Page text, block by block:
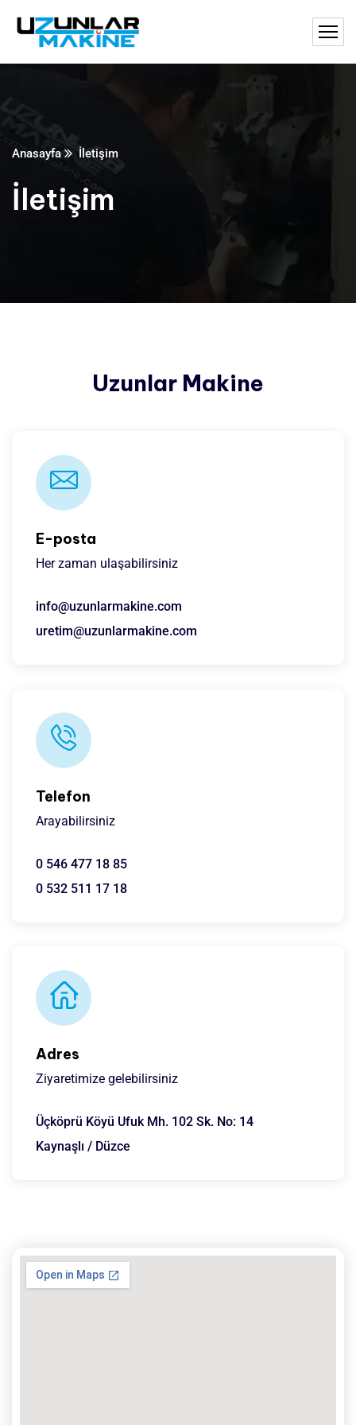
Anasayfa İletişim
İletişim
Uzunlar Makine
E-posta
Her zaman ulaşabilirsiniz
info@uzunlarmakine.com
uretim@uzunlarmakine.com
Telefon
Arayabilirsiniz
0 546 477 18 85
0 532 511 17 18
Adres
Ziyaretimize gelebilirsiniz
Üçköprü Köyü Ufuk Mh. 102 Sk. No: 14
Kaynaşlı / Düzce